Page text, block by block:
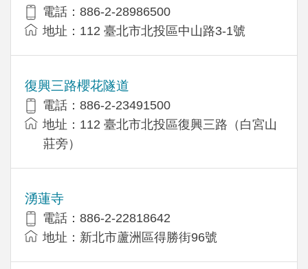
電話：886-2-28986500
地址：112 臺北市北投區中山路3-1號
復興三路櫻花隧道
電話：886-2-23491500
地址：112 臺北市北投區復興三路（白宮山
莊旁）
湧蓮寺
電話：886-2-22818642
地址：新北市蘆洲區得勝街96號